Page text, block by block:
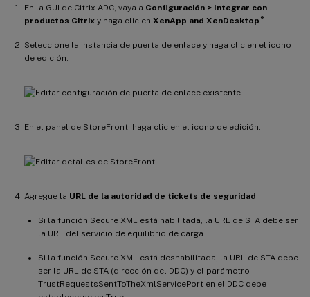
En la GUI de Citrix ADC, vaya a Configuración > Integrar con
productos Citrix y haga clic en XenApp and XenDesktop ®.
Seleccione la instancia de puerta de enlace y haga clic en el icono
de edición.
En el panel de StoreFront, haga clic en el icono de edición.
Agregue la URL de la autoridad de tickets de seguridad
Si la función Secure XML está habilitada, la URL de STA debe ser
la URL del servicio de equilibrio de carga.
Si la función Secure XML está deshabilitada, la URL de STA debe
ser la URL de STA (dirección del DDC) y el parámetro
TrustRequestsSentToTheXmlServicePort en el DDC debe